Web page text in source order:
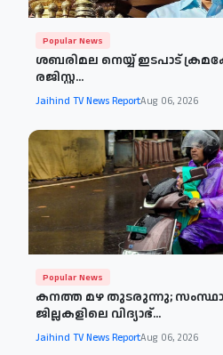
Popular News
ശബരിമല നെയ്യ് ഇടപാട്
രജിസ്റ്റ...
Jaihind TV News ReportAug 06, 2026
Popular News
കനത്ത മഴ തുടരുന്നു;
ജില്ലകളിലെ വിദ്യാഭ്...
Jaihind TV News ReportAug 06, 2026